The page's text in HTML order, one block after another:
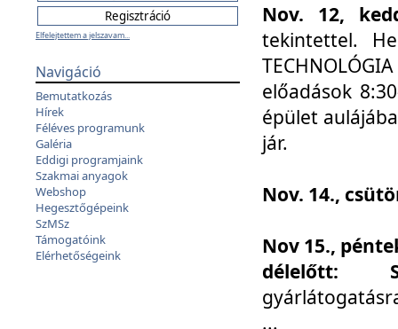
Elfelejtettem a jelszavam...
Navigáció
Bemutatkozás
Hírek
Féléves programunk
Galéria
Eddigi programjaink
Szakmai anyagok
Webshop
Hegesztőgépeink
SzMSz
Támogatóink
Elérhetőségeink
Nov. 12,
tekintettel.
előadások
épület
jár.
Nov. 14.,
Nov 15.,
délelőtt:
...